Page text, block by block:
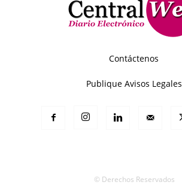
Contáctenos
Publique Avisos Legales
© Derechos Reservados